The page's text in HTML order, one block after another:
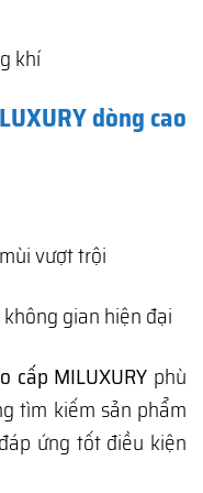
khí
dòng cao
vượt trội
gian hiện đại
cấp MILUXURY phù
tìm kiếm sản phẩm
ứng tốt điều kiện